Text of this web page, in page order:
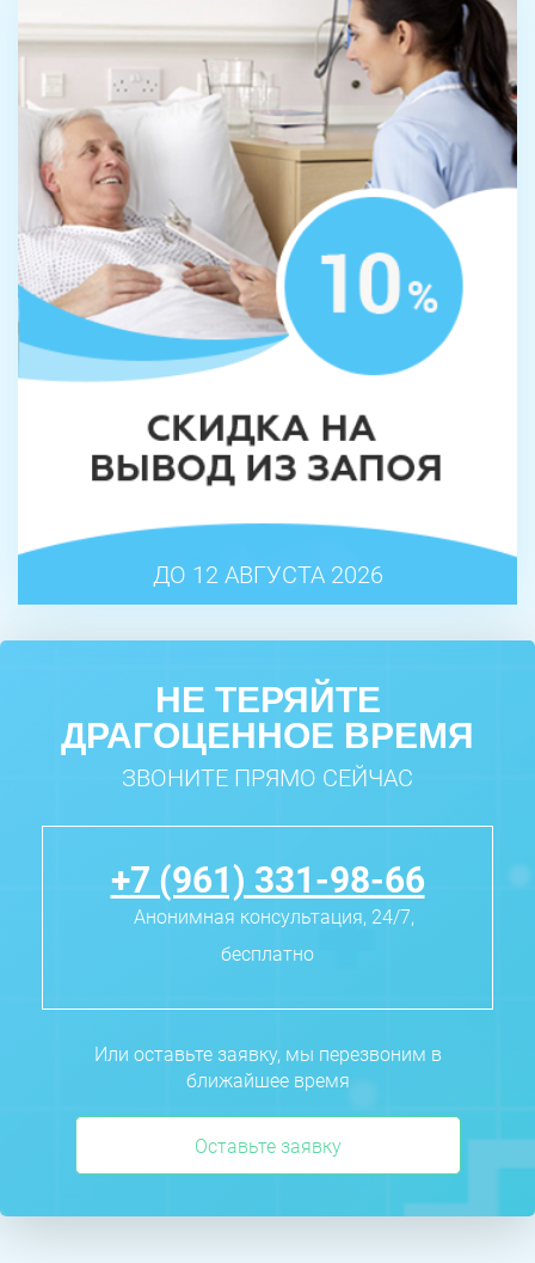
ДО 12 АВГУСТА 2026
НЕ ТЕРЯЙТЕ
ДРАГОЦЕННОЕ ВРЕМЯ
ЗВОНИТЕ ПРЯМО СЕЙЧАС
+7 (961) 331-98-66
Анонимная консультация, 24/7,
бесплатно
Или оставьте заявку, мы перезвоним в
ближайшее время
Оставьте заявку